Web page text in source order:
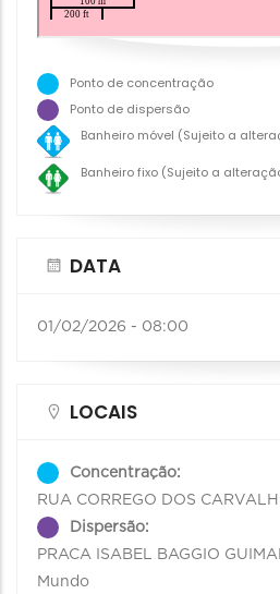
Ponto de concentração
Ponto de dispersão
Banheiro móvel (Sujeito a
Banheiro fixo (Sujeito a
DATA
01/02/2026 - 08:00
LOCAIS
Concentração:
RUA CORREGO DOS
Dispersão:
PRACA ISABEL BAGGIO
Mundo